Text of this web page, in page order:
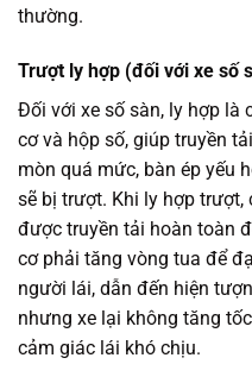
thường.
Trượt ly hợp (đối với xe số
Đối với xe số sàn, ly hợp là
cơ và hộp số, giúp truyền
mòn quá mức, bàn ép yếu
sẽ bị trượt. Khi ly hợp
được truyền tải hoàn toàn
cơ phải tăng vòng tua để
người lái, dẫn đến hiện
nhưng xe lại không tăng
cảm giác lái khó chịu.